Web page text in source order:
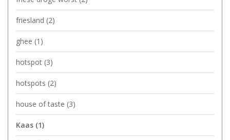
friesland (2)
ghee (1)
hotspot (3)
hotspots (2)
house of taste (3)
Kaas (1)